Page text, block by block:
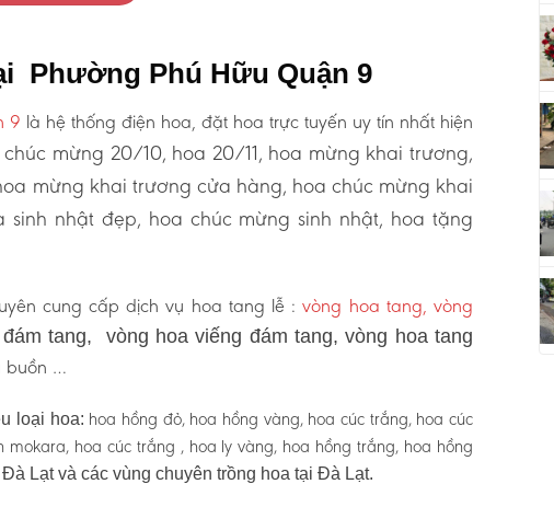
Phường Phú Hữu Quận 9
9 là hệ thống điện hoa, đặt hoa trực tuyến uy tín nhất hiện
mừng 20/10, hoa 20/11, hoa mừng khai trương,
mừng khai trương cửa hàng, hoa chúc mừng khai
nhật đẹp, hoa chúc mừng sinh nhật, hoa tặng
cung cấp dịch vụ hoa tang lễ :vòng hoa tang, vòng
tang, vòng hoa viếng đám tang, vòng hoa tang
buồn …
loại hoa: hoa hồng đỏ, hoa hồng vàng, hoa cúc trắng, hoa cúc
hoa cúc trắng , hoa ly vàng, hoa hồng trắng, hoa hồng
Lạt và các vùng chuyên trồng hoa tại Đà Lạt.